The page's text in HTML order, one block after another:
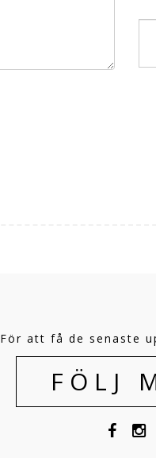
För att få de senaste
FÖLJ